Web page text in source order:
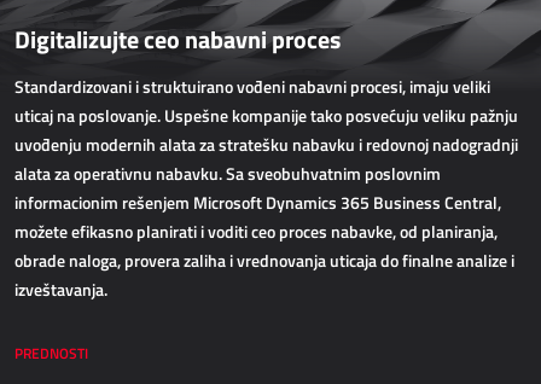
Dynamics 365 Business Central
Dynamics 365 Sales
Power Retail
Bezpapirno poslovanje - bizBox
ONLINE PRODAJA
AllForEcommerce
AllForWeb
Digitalizujte ceo nabavni proces
Standardizovani i struktuirano vođeni nabavni procesi, imaju veliki
uticaj na poslovanje. Uspešne kompanije tako posvećuju veliku pažnju
uvođenju modernih alata za stratešku nabavku i redovnoj nadogradnji
alata za operativnu nabavku. Sa sveobuhvatnim poslovnim
informacionim rešenjem Microsoft Dynamics 365 Business Central,
možete efikasno planirati i voditi ceo proces nabavke, od planiranja,
obrade naloga, provera zaliha i vrednovanja uticaja do finalne analize i
izveštavanja.
PREDNOSTI